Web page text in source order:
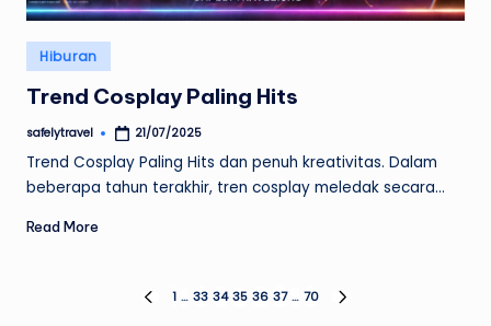
Posted
in
Hiburan
Trend Cosplay Paling Hits
Posted
safelytravel 21/07/2025
Trend Cosplay Paling Hits dan penuh kreativitas. Dalam
beberapa tahun terakhir, tren cosplay meledak secara…
Read More
PaginasiPREVIOUS
1 … 33 34 35 36 37 … 70